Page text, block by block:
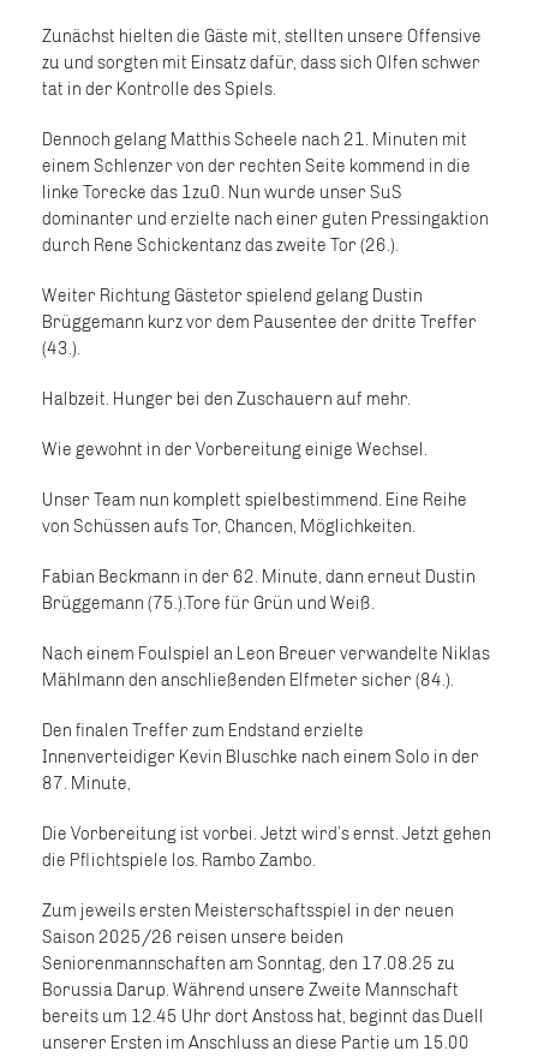
Zunächst hielten die Gäste mit, stellten unsere Offensive
zu und sorgten mit Einsatz dafür, dass sich Olfen schwer
tat in der Kontrolle des Spiels.
Dennoch gelang Matthis Scheele nach 21. Minuten mit
einem Schlenzer von der rechten Seite kommend in die
linke Torecke das 1zu0. Nun wurde unser SuS
dominanter und erzielte nach einer guten Pressingaktion
durch Rene Schickentanz das zweite Tor (26.).
Weiter Richtung Gästetor spielend gelang Dustin
Brüggemann kurz vor dem Pausentee der dritte Treffer
(43.).
Halbzeit. Hunger bei den Zuschauern auf mehr.
Wie gewohnt in der Vorbereitung einige Wechsel.
Unser Team nun komplett spielbestimmend. Eine Reihe
von Schüssen aufs Tor, Chancen, Möglichkeiten.
Fabian Beckmann in der 62. Minute, dann erneut Dustin
Brüggemann (75.).Tore für Grün und Weiß.
Nach einem Foulspiel an Leon Breuer verwandelte Niklas
Mählmann den anschließenden Elfmeter sicher (84.).
Den finalen Treffer zum Endstand erzielte
Innenverteidiger Kevin Bluschke nach einem Solo in der
87. Minute,
Die Vorbereitung ist vorbei. Jetzt wird’s ernst. Jetzt gehen
die Pflichtspiele los. Rambo Zambo.
Zum jeweils ersten Meisterschaftsspiel in der neuen
Saison 2025/26 reisen unsere beiden
Seniorenmannschaften am Sonntag, den 17.08.25 zu
Borussia Darup. Während unsere Zweite Mannschaft
bereits um 12.45 Uhr dort Anstoss hat, beginnt das Duell
unserer Ersten im Anschluss an diese Partie um 15.00